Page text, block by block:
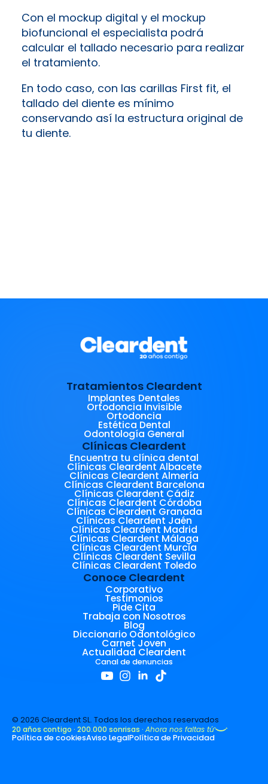
Con el mockup digital y el mockup
biofuncional el especialista podrá
calcular el tallado necesario para realizar
el tratamiento.
En todo caso, con las carillas First fit, el
tallado del diente es mínimo
conservando así la estructura original de
tu diente.
Tratamientos Cleardent
Implantes Dentales
Ortodoncia Invisible
Ortodoncia
Estética Dental
Odontología General
Clínicas Cleardent
Encuentra tu clínica dental
Clínicas Cleardent Albacete
Clínicas Cleardent Almería
Clínicas Cleardent Barcelona
Clínicas Cleardent Cádiz
Clínicas Cleardent Córdoba
Clínicas Cleardent Granada
Clínicas Cleardent Jaén
Clínicas Cleardent Madrid
Clínicas Cleardent Málaga
Clínicas Cleardent Murcia
Clínicas Cleardent Sevilla
Clínicas Cleardent Toledo
Conoce Cleardent
Corporativo
Testimonios
Pide Cita
Trabaja con Nosotros
Blog
Diccionario Odontológico
Carnet Joven
Actualidad Cleardent
Canal de denuncias
© 2026 Cleardent SL. Todos los derechos reservados
20 años contigo · 200.000 sonrisas · Ahora nos faltas tú
Política de cookiesAviso LegalPolítica de Privacidad